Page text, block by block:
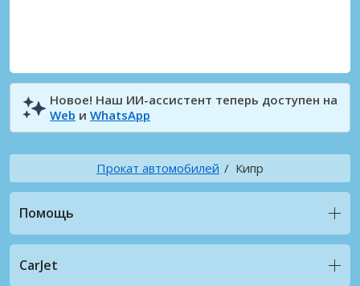
Новое! Наш ИИ-ассистент теперь доступен на
Web и WhatsApp
Прокат автомобилей Кипр
Помощь
CarJet